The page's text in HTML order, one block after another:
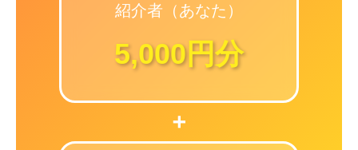
紹介者（あなた）
5,000円分
+